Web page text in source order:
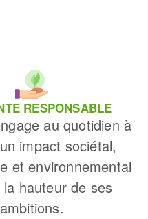
RESPONSABLE
au quotidien à
impact sociétal,
et environnemental
hauteur de ses
ambitions.